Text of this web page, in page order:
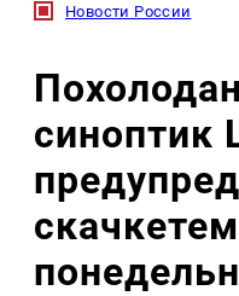
Новости России
синоптик